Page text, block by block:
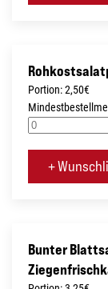
Portion: 2,50€
+
Bunter